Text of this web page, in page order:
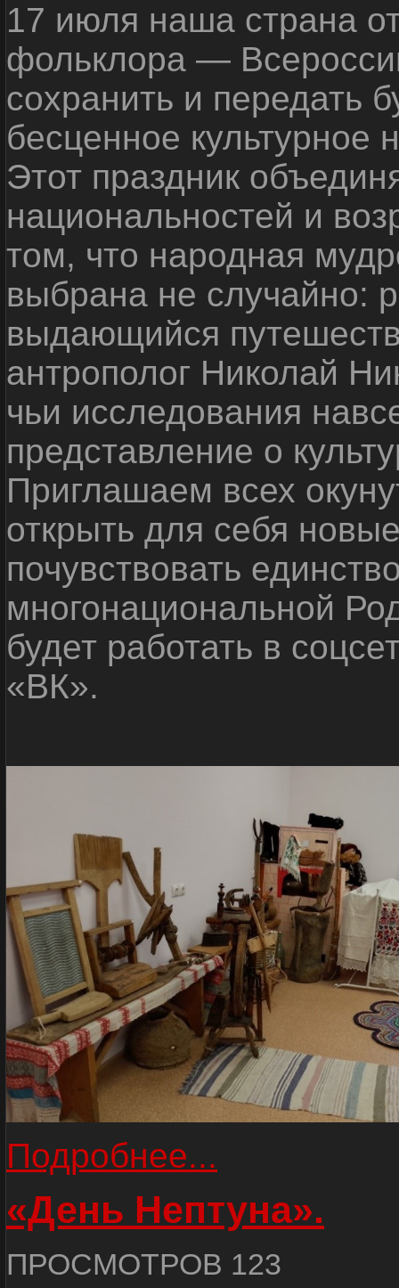
17 июля наша страна
фольклора —
сохранить и передать
бесценное культурное
Этот праздник
национальностей и
том, что народная
выбрана не случайно:
выдающийся
антрополог Николай
чьи исследования
представление о
Приглашаем всех
открыть для себя
почувствовать
многонациональной
будет работать в
«ВК».
Подробнее...
«День Нептуна».
ПРОСМОТРОВ 123